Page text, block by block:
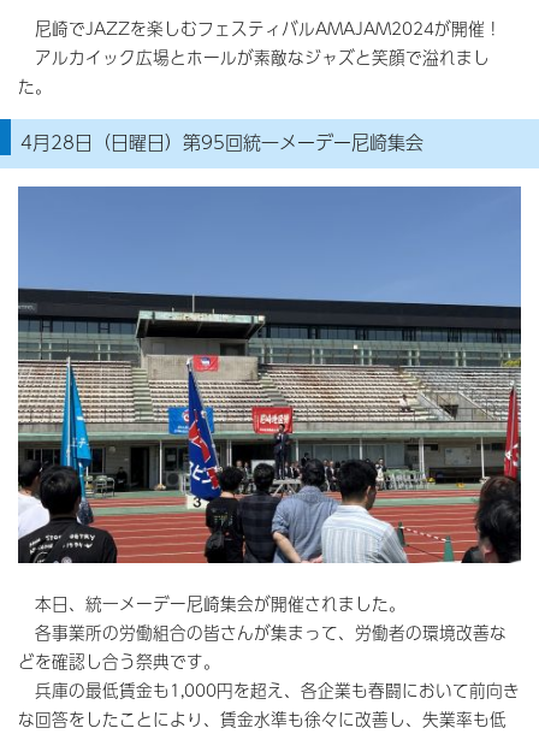
尼崎でJAZZを楽しむフェスティバルAMAJAM2024が開催！
アルカイック広場とホールが素敵なジャズと笑顔で溢れまし
た。
4月28日（日曜日）第95回統一メーデー尼崎集会
本日、統一メーデー尼崎集会が開催されました。
各事業所の労働組合の皆さんが集まって、労働者の環境改善な
どを確認し合う祭典です。
兵庫の最低賃金も1,000円を超え、各企業も春闘において前向き
な回答をしたことにより、賃金水準も徐々に改善し、失業率も低